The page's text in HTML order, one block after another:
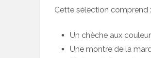
Cette sélection comprend :
Un chèche aux
Une montre de la